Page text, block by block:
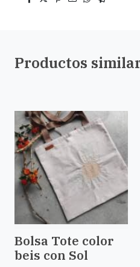
Productos
Bolsa Tote color
beis con Sol